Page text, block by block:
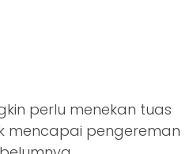
perlu menekan tuas
mencapai pengereman